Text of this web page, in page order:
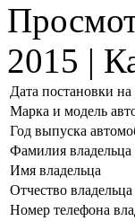
2015 |
Дата постановки на
Марка и модель
Год выпуска
Фамилия владельца
Имя владельца
Отчество владельца
Номер телефона